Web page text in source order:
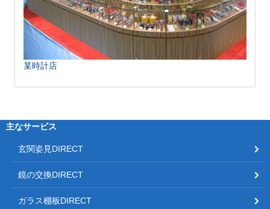
某時計店
主なサービス
玄関姿見DIRECT
鏡の交換DIRECT
ガラス棚板DIRECT